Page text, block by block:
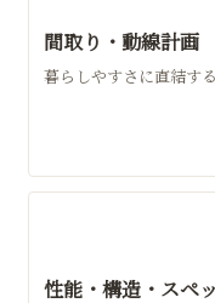
間取り・動線計画
暮らしやすさに直結す
性能・構造・スペ